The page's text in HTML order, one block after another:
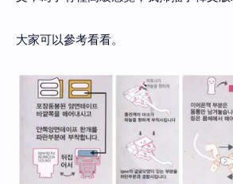
大家可以參考看看。